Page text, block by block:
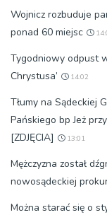
Wojnicz rozbuduje
ponad 60 miejsc
Tygodniowy odpust
Chrystusa’
14:02
Tłumy na Sądeckiej
Pańskiego bp Jeż
[ZDJĘCIA]
13:01
Mężczyzna został
nowosądeckiej
Można starać się o